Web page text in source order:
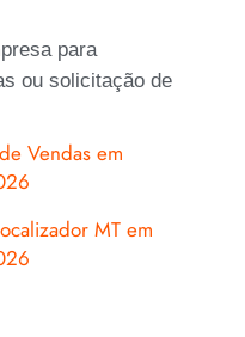
para
ou solicitação de
Vendas em
MT em